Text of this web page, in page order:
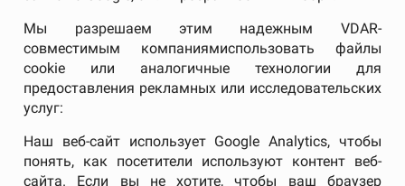
Мы разрешаем этим надежным VDAR-
совместимым компаниямиспользовать файлы
cookie или аналогичные технологии для
предоставления рекламных или исследовательских
услуг:
Наш веб-сайт использует Google Analytics, чтобы
понять, как посетители используют контент веб-
сайта. Если вы не хотите, чтобы ваш браузер